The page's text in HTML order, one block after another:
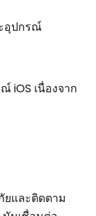
อุปกรณ์
iOS เนื่องจาก
และติดตาม